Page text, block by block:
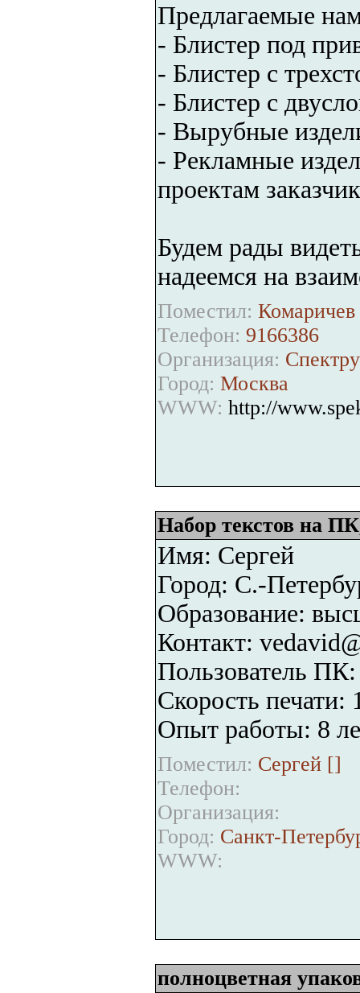
Предлагаемые
- Блистер под
- Блистер с
- Блистер с
- Вырубные
- Рекламные
проектам
Будем рады
надеемся на
Поместил:
Телефон: 9166386
Организация:
Город: Москва
WWW: http://
Набор текстов на
Имя: Сергей
Город: C.-
Образование:
Контакт:
Пользователь
Скорость печати:
Опыт работы: 8
Поместил: Сергей []
Телефон:
Организация:
Город: Санкт-
WWW:
полноцветная